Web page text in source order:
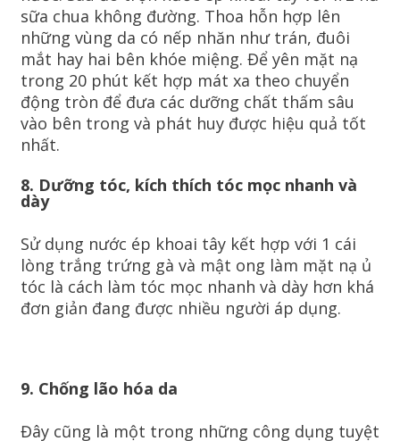
sữa chua không đường. Thoa hỗn hợp lên
những vùng da có nếp nhăn như trán, đuôi
mắt hay hai bên khóe miệng. Để yên mặt nạ
trong 20 phút kết hợp mát xa theo chuyển
động tròn để đưa các dưỡng chất thấm sâu
vào bên trong và phát huy được hiệu quả tốt
nhất.
8. Dưỡng tóc, kích thích tóc mọc nhanh và
dày
Sử dụng nước ép khoai tây kết hợp với 1 cái
lòng trắng trứng gà và mật ong làm mặt nạ ủ
tóc là cách làm tóc mọc nhanh và dày hơn khá
đơn giản đang được nhiều người áp dụng.
9. Chống lão hóa da
Đây cũng là một trong những công dụng tuyệt